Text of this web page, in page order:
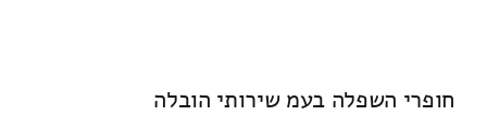
חופרי השפלה בעמ שירותי הובלה